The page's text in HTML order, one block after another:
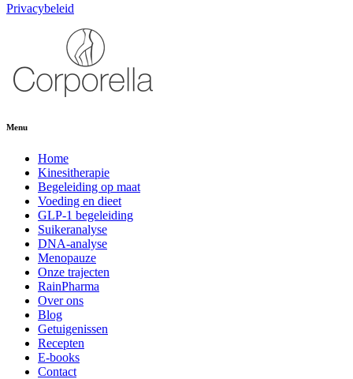
Privacybeleid
Menu
Home
Kinesitherapie
Begeleiding op maat
Voeding en dieet
GLP-1 begeleiding
Suikeranalyse
DNA-analyse
Menopauze
Onze trajecten
RainPharma
Over ons
Blog
Getuigenissen
Recepten
E-books
Contact